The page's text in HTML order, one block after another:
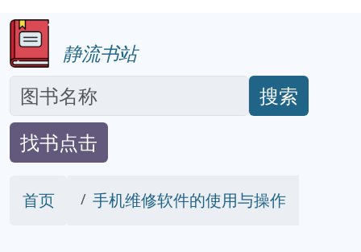
静流书站
搜索
找书点击
首页 手机维修软件的使用与操作